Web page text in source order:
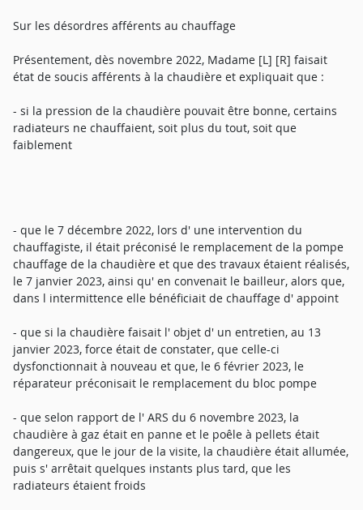
Sur les désordres afférents au chauffage
Présentement, dès novembre 2022, Madame [L] [R] faisait
état de soucis afférents à la chaudière et expliquait que :
- si la pression de la chaudière pouvait être bonne, certains
radiateurs ne chauffaient, soit plus du tout, soit que
faiblement
- que le 7 décembre 2022, lors d' une intervention du
chauffagiste, il était préconisé le remplacement de la pompe
chauffage de la chaudière et que des travaux étaient réalisés,
le 7 janvier 2023, ainsi qu' en convenait le bailleur, alors que,
dans l intermittence elle bénéficiait de chauffage d' appoint
- que si la chaudière faisait l' objet d' un entretien, au 13
janvier 2023, force était de constater, que celle-ci
dysfonctionnait à nouveau et que, le 6 février 2023, le
réparateur préconisait le remplacement du bloc pompe
- que selon rapport de l' ARS du 6 novembre 2023, la
chaudière à gaz était en panne et le poêle à pellets était
dangereux, que le jour de la visite, la chaudière était allumée,
puis s' arrêtait quelques instants plus tard, que les
radiateurs étaient froids